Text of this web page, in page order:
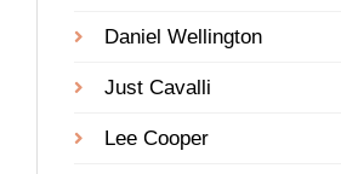
Daniel Wellington
Just Cavalli
Lee Cooper